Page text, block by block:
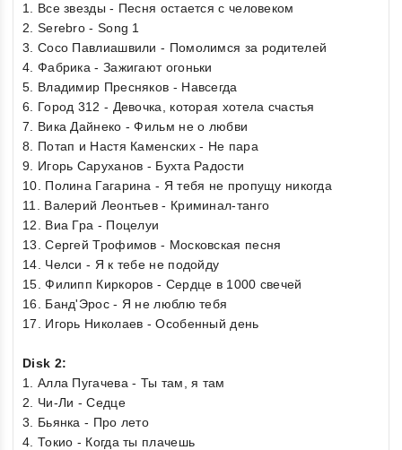
1. Все звезды - Песня остается с человеком
2. Serebro - Song 1
3. Coco Павлиашвили - Помолимся за родителей
4. Фабрика - Зажигают огоньки
5. Владимир Пресняков - Навсегда
6. Город 312 - Девочка, которая хотела счастья
7. Вика Дайнеко - Фильм не о любви
8. Потап и Настя Каменских - Не пара
9. Игорь Саруханов - Бухта Радости
10. Полина Гагарина - Я тебя не пропущу никогда
11. Валерий Леонтьев - Криминал-танго
12. Виа Гра - Поцелуи
13. Сергей Трофимов - Московская песня
14. Челси - Я к тебе не подойду
15. Филипп Киркоров - Сердце в 1000 свечей
16. Банд'Эрос - Я не люблю тебя
17. Игорь Николаев - Особенный день
Disk 2:
1. Алла Пугачева - Ты там, я там
2. Чи-Ли - Седце
3. Бьянка - Про лето
4. Токио - Когда ты плачешь